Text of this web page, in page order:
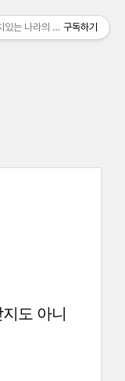
도 아니
있는 나라의 자유로움
구독하기